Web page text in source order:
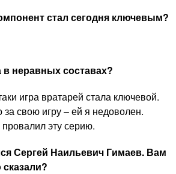
стал сегодня ключевым?
неравных составах?
игра вратарей стала ключевой.
за свою игру – ей я недоволен.
эту серию.
Сергей Наильевич Гимаев. Вам